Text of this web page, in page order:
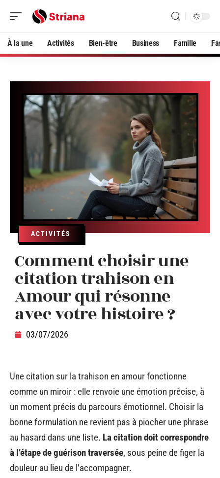
À la une Activités Bien-être Business Famille
ACTIVITÉS
Comment choisir une
citation trahison en
Amour qui résonne
avec votre histoire ?
03/07/2026
Une citation sur la trahison en amour fonctionne
comme un miroir : elle renvoie une émotion précise, à
un moment précis du parcours émotionnel. Choisir la
bonne formulation ne revient pas à piocher une phrase
au hasard dans une liste. La citation doit correspondre
à l’étape de guérison traversée, sous peine de figer la
douleur au lieu de l’accompagner.